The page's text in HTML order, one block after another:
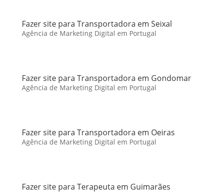
Fazer site para Transportadora em Seixal
Agência de Marketing Digital em Portugal
Fazer site para Transportadora em Gondomar
Agência de Marketing Digital em Portugal
Fazer site para Transportadora em Oeiras
Agência de Marketing Digital em Portugal
Fazer site para Terapeuta em Guimarães